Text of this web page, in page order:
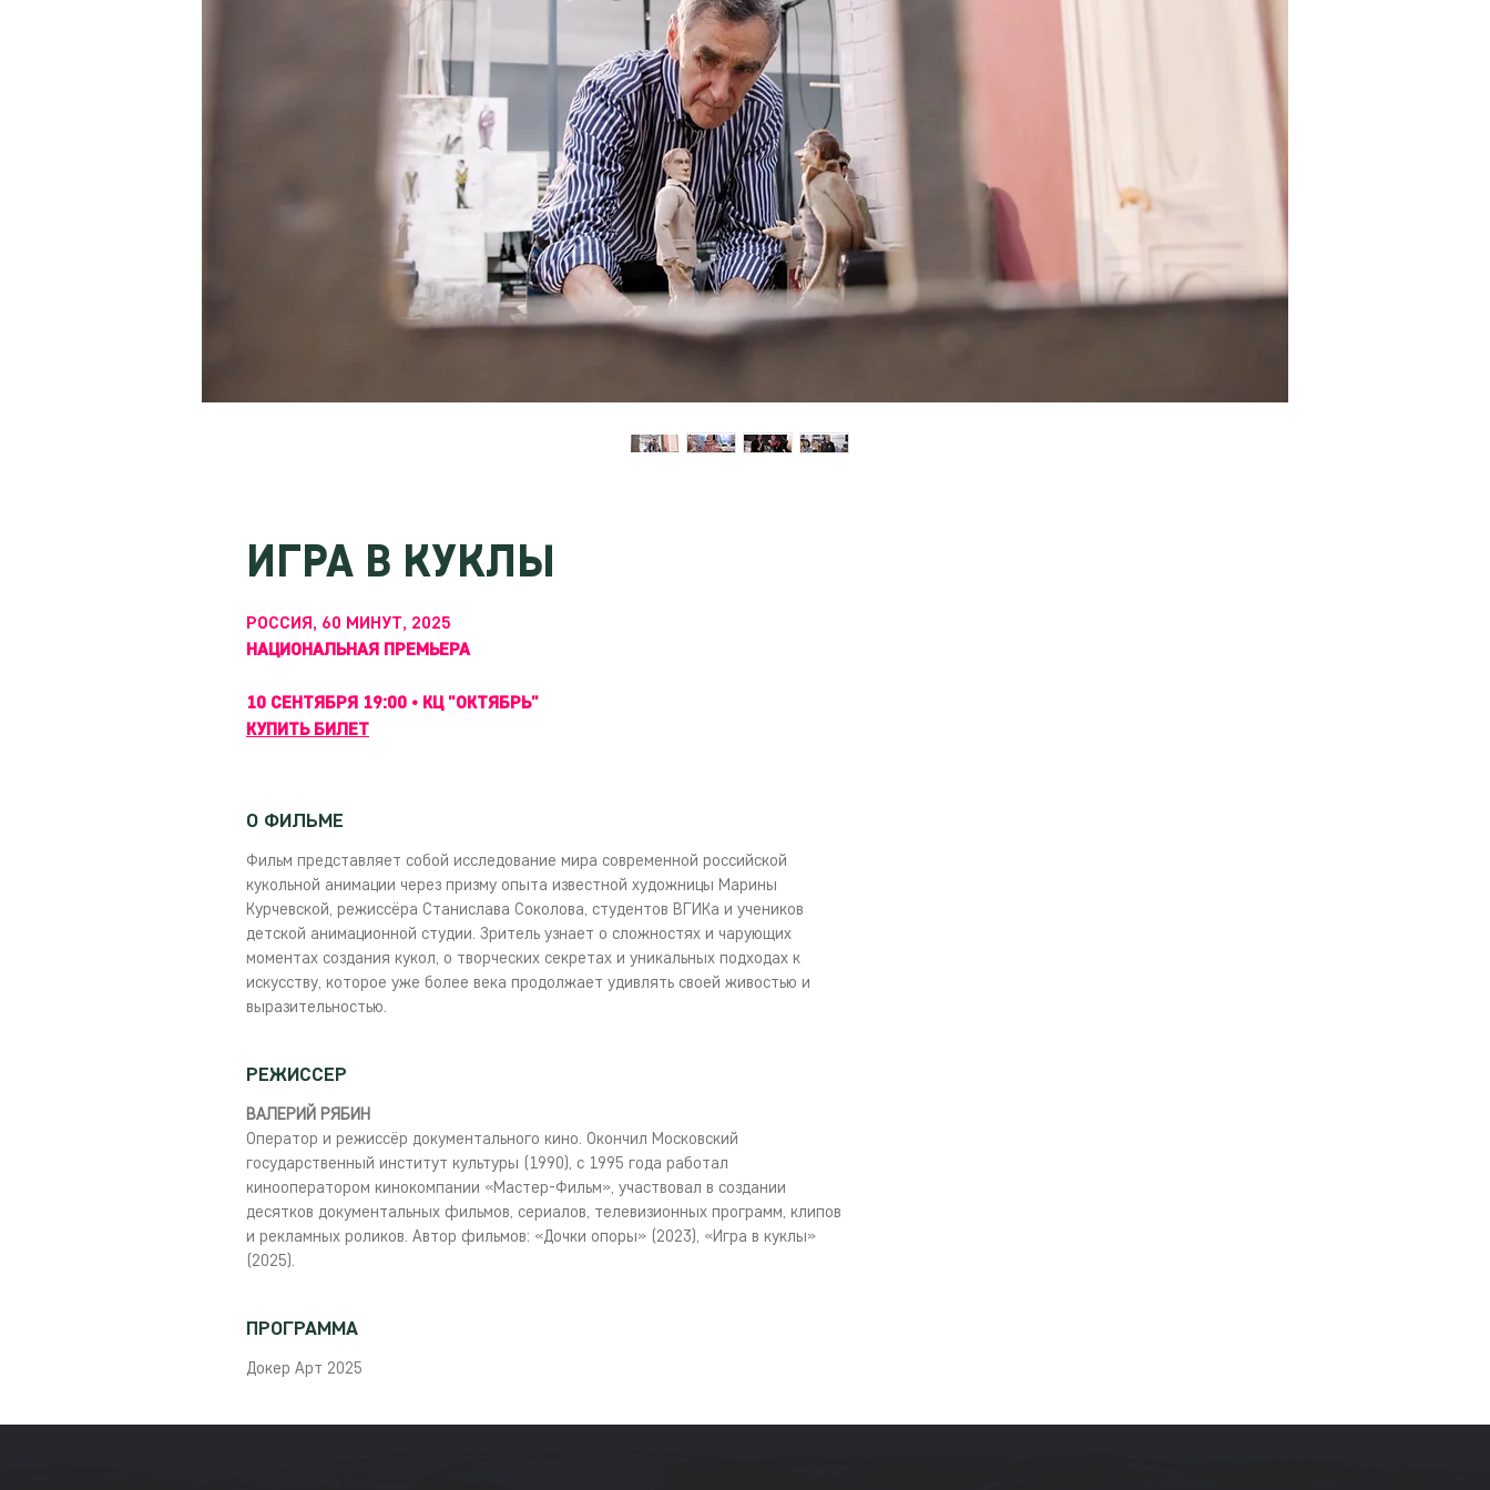
ИГРА В КУКЛЫ
РОССИЯ, 60 МИНУТ, 2025
НАЦИОНАЛЬНАЯ ПРЕМЬЕРА
10 СЕНТЯБРЯ 19:00 • КЦ "ОКТЯБРЬ"
КУПИТЬ БИЛЕТ
О ФИЛЬМЕ
Фильм представляет собой исследование мира современной российской
кукольной анимации через призму опыта известной художницы Марины
Курчевской, режиссёра Станислава Соколова, студентов ВГИКа и учеников
детской анимационной студии. Зритель узнает о сложностях и чарующих
моментах создания кукол, о творческих секретах и уникальных подходах к
искусству, которое уже более века продолжает удивлять своей живостью и
выразительностью.
РЕЖИССЕР
ВАЛЕРИЙ РЯБИН
Оператор и режиссёр документального кино. Окончил Московский
государственный институт культуры (1990), с 1995 года работал
кинооператором кинокомпании «Мастер-Фильм», участвовал в создании
десятков документальных фильмов, сериалов, телевизионных программ, клипов
и рекламных роликов. Автор фильмов: «Дочки опоры» (2023), «Игра в куклы»
(2025).
ПРОГРАММА
Докер Арт 2025